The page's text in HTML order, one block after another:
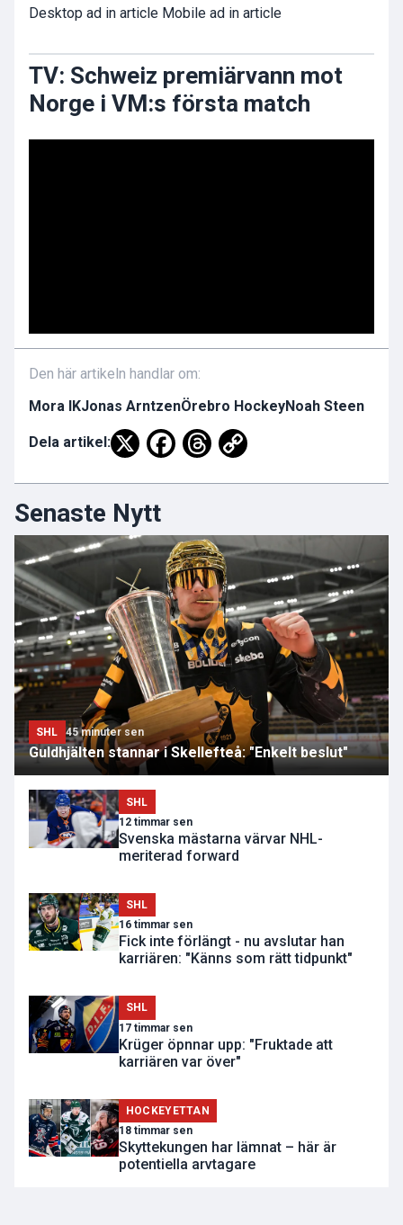
Desktop ad in article Mobile ad in article
TV: Schweiz premiärvann mot
Norge i VM:s första match
Den här artikeln handlar om:
Mora IKJonas ArntzenÖrebro HockeyNoah Steen
Dela artikel:
Senaste Nytt
SHL 45 minuter sen
Guldhjälten stannar i Skellefteå: "Enkelt beslut"
SHL
12 timmar sen
Svenska mästarna värvar NHL-
meriterad forward
SHL
16 timmar sen
Fick inte förlängt - nu avslutar han
karriären: "Känns som rätt tidpunkt"
SHL
17 timmar sen
Krüger öpnnar upp: "Fruktade att
karriären var över"
HOCKEYETTAN
18 timmar sen
Skyttekungen har lämnat – här är
potentiella arvtagare